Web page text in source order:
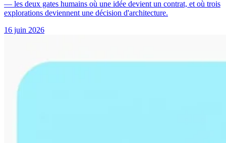
— les deux gates humains où une idée devient un contrat, et où trois
explorations deviennent une décision d'architecture.
16 juin 2026